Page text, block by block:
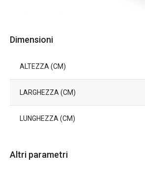
Dimensioni
ALTEZZA (CM)
LARGHEZZA (CM)
LUNGHEZZA (CM)
Altri parametri